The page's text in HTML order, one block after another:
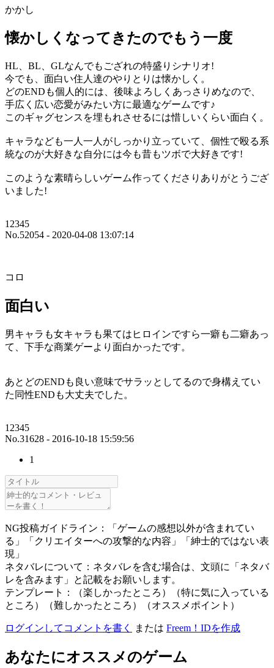
かかし
懐かしくなってきたのでもう一度
HL、BL、GLなんでもござれの特盛りシナリオ!
今でも、面白い住人達のやりとりは懐かしく。
どのENDも個人的には、後味よろしくあっさりめなので、
手広く広い恋愛がみたい方に最適なゲームです♪
このギャグセンスを埋もれさせるには惜しいくらい面白く。
キャラなども一人一人がしっかり立っていて、個性で殴る系
統なのが大好きな自分には今も昔もツボで大好きです!
このような素晴らしいゲーム作ってくださりありがとうござ
いました!
12345
No.52054 - 2020-04-08 13:07:14
コロ
面白い
男キャラも女キャラも果てはヒロインですら一癖も二癖あっ
て、下手な商業ゲーより面白かったです。
あとどのENDも良い意味でサラッとしてるので身構えてい
た同性ENDも大丈夫でした。
12345
No.31628 - 2016-10-18 15:59:56
1
NG投稿ガイドライン：「ゲームの感想以外が含まれてい
る」「クリエイターへの攻撃的な内容」「紳士的ではない表
現」
ネタバレについて：ネタバレを含む場合は、文頭に「ネタバ
レを含みます」と記載をお願いします。
テンプレート：（楽しかったところ）（特に気に入っている
ところ）（難しかったところ）（オススメポイント）
ログインしてコメントを書く または Freem！IDを作成
あなたにオススメのゲーム